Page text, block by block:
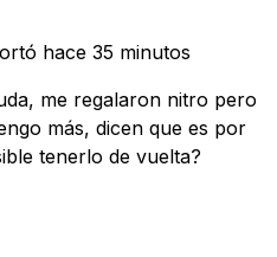
hace 35 minutos
me regalaron nitro pero
más, dicen que es por
tenerlo de vuelta?